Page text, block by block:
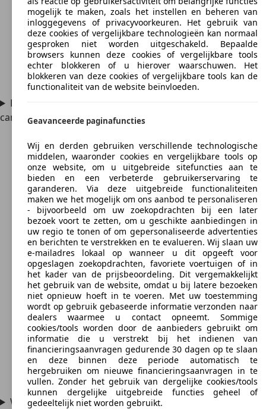
Kan ik een Mercedes-Benz MB 100 ombouwen tot
camper?
Waar vind ik onderdelen voor de Mercedes-Benz MB
mogelijk te maken, zoals het instellen en beheren van
inloggegevens of privacyvoorkeuren. Het gebruik van
deze cookies of vergelijkbare technologieën kan normaal
gesproken niet worden uitgeschakeld. Bepaalde
browsers kunnen deze cookies of vergelijkbare tools
echter blokkeren of u hierover waarschuwen. Het
blokkeren van deze cookies of vergelijkbare tools kan de
functionaliteit van de website beïnvloeden.
Geavanceerde paginafuncties
Wij en derden gebruiken verschillende technologische
middelen, waaronder cookies en vergelijkbare tools op
onze website, om u uitgebreide sitefuncties aan te
bieden en een verbeterde gebruikerservaring te
garanderen. Via deze uitgebreide functionaliteiten
maken we het mogelijk om ons aanbod te personaliseren
- bijvoorbeeld om uw zoekopdrachten bij een later
bezoek voort te zetten, om u geschikte aanbiedingen in
uw regio te tonen of om gepersonaliseerde advertenties
en berichten te verstrekken en te evalueren. Wij slaan uw
e-mailadres lokaal op wanneer u dit opgeeft voor
opgeslagen zoekopdrachten, favoriete voertuigen of in
het kader van de prijsbeoordeling. Dit vergemakkelijkt
het gebruik van de website, omdat u bij latere bezoeken
niet opnieuw hoeft in te voeren. Met uw toestemming
wordt op gebruik gebaseerde informatie verzonden naar
dealers waarmee u contact opneemt. Sommige
cookies/tools worden door de aanbieders gebruikt om
informatie die u verstrekt bij het indienen van
financieringsaanvragen gedurende 30 dagen op te slaan
en deze binnen deze periode automatisch te
hergebruiken om nieuwe financieringsaanvragen in te
vullen. Zonder het gebruik van dergelijke cookies/tools
kunnen dergelijke uitgebreide functies geheel of
gedeeltelijk niet worden gebruikt.